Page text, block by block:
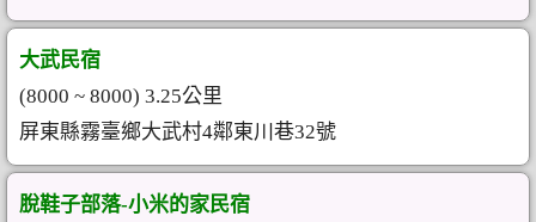
大武民宿
(8000 ~ 8000) 3.25公里
屏東縣霧臺鄉大武村4鄰東川巷32號
脫鞋子部落-小米的家民宿